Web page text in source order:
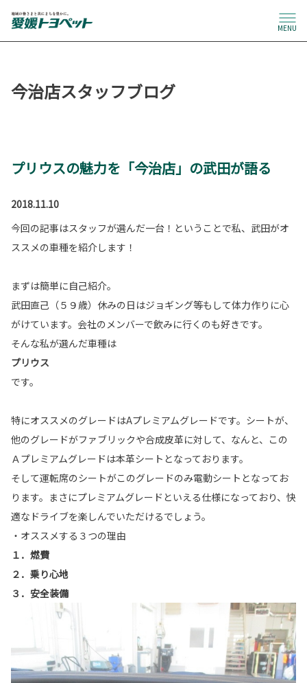
MENU
今治店スタッフブログ
プリウスの魅力を「今治店」の武田が語る
2018.11.10
今回の記事はスタッフが選んだ一台！ということで私、武田がオ
ススメの車種を紹介します！
まずは簡単に自己紹介。
武田直己（５９歳）休みの日はジョギング等もして体力作りに心
がけています。会社のメンバーで飲みに行くのも好きです。
そんな私が選んだ車種は
プリウス
です。
特にオススメのグレードはAプレミアムグレードです。シートが、
他のグレードがファブリックや合成皮革に対して、なんと、この
Ａプレミアムグレードは本革シートとなっております。
そして運転席のシートがこのグレードのみ電動シートとなってお
ります。まさにプレミアムグレードといえる仕様になっており、快
適なドライブを楽しんでいただけるでしょう。
・オススメする３つの理由
１．燃費
２．乗り心地
３．安全装備